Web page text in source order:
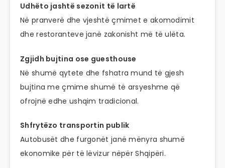
Udhëto jashtë sezonit të lartë
Në pranverë dhe vjeshtë çmimet e akomodimit
dhe restoranteve janë zakonisht më të ulëta.
Zgjidh bujtina ose guesthouse
Në shumë qytete dhe fshatra mund të gjesh
bujtina me çmime shumë të arsyeshme që
ofrojnë edhe ushqim tradicional.
Shfrytëzo transportin publik
Autobusët dhe furgonët janë mënyra shumë
ekonomike për të lëvizur nëpër Shqipëri.